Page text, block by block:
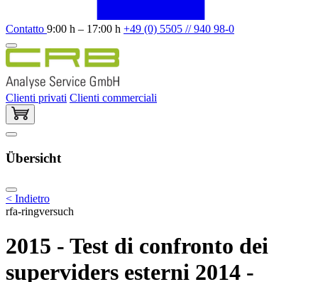
Contatto 9:00 h – 17:00 h +49 (0) 5505 // 940 98-0
Clienti privati Clienti commerciali
Übersicht
< Indietro
rfa-ringversuch
2015 - Test di confronto dei
superviders esterni 2014 -